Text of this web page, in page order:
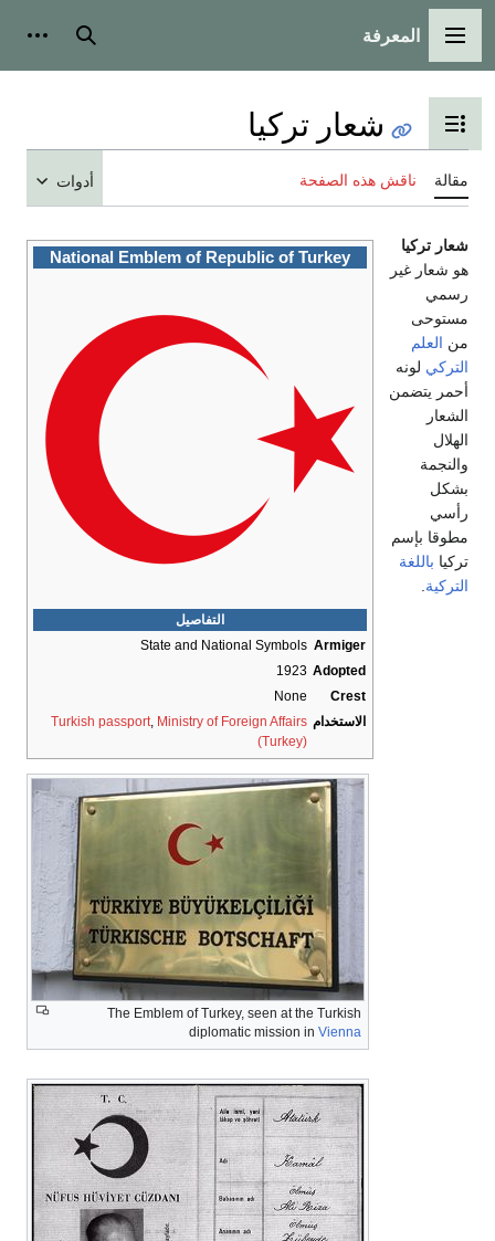
القائمة الرئيسية
المعرفة بحث
تبديل عرض جدول المحتويات
شعار تركيا
مقالة ناقش هذه الصفحة أدوات
National Emblem of Republic of Turkey
التفاصيل
Armiger
State and National Symbols
Adopted
1923
Crest
None
الاستخدام
Turkish passport, Ministry of Foreign Affairs
(Turkey)
The Emblem of Turkey, seen at the Turkish
diplomatic mission in Vienna
شعار تركيا
هو شعار غير
رسمي
مستوحى
من العلم
التركي لونه
أحمر يتضمن
الشعار
الهلال
والنجمة
بشكل
رأسي
مطوقا بإسم
تركيا باللغة
التركية